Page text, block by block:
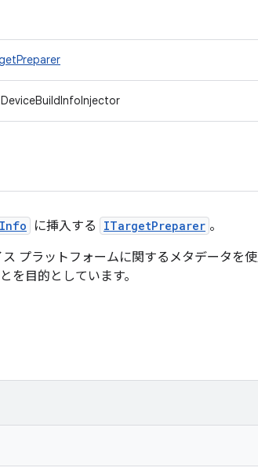
に挿入する ITargetPreparer 。
プラットフォームに関するメタデータを
を目的としています。